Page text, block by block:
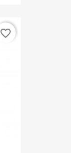
favorite_border